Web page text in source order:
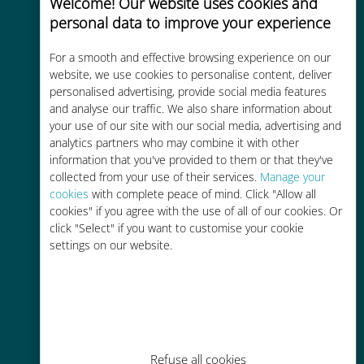
personal data to improve your experience
For a smooth and effective browsing experience on our
website, we use cookies to personalise content, deliver
personalised advertising, provide social media features
and analyse our traffic. We also share information about
your use of our site with our social media, advertising and
analytics partners who may combine it with other
information that you've provided to them or that they've
collected from your use of their services. Manage your
cookies with complete peace of mind. Click "Allow all
cookies" if you agree with the use of all of our cookies. Or
click "Select" if you want to customise your cookie
settings on our website.
Refuse all cookies
Uygun maliyetli
Mevcut operatörünüzle dolaşım
ücretlerinden %90'a kadar daha
ucuz
Kolay doldurma
Ubigi uygulaması aracılığıyla her